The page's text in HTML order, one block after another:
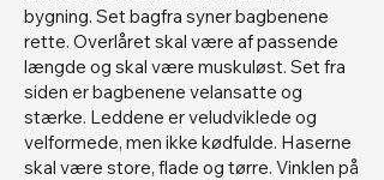
bygning. Set bagfra syner bagbenene
rette. Overlåret skal være af passende
længde og skal være muskuløst. Set fra
siden er bagbenene velansatte og
stærke. Leddene er veludviklede og
velformede, men ikke kødfulde. Haserne
skal være store, flade og tørre. Vinklen på